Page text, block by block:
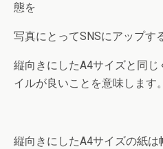
態を
写真にとってSNSにアップす
縦向きにしたA4サイズと同
イルが良いことを意味します。
縦向きにしたA4サイズの紙は